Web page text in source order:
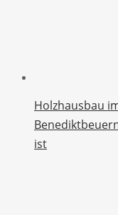
Holzhausbau
ist